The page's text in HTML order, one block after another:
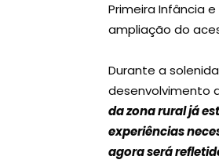
Primeira Infância
ampliação do
Durante a
desenvolvimento
da zona rural já
experiências
agora será